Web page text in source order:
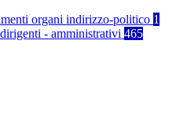
organi indirizzo-politico 1
- amministrativi 465